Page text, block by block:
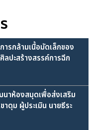
รกล้ามเนื้อมัดเล็กของ
ปะสร้างสรรค์การฉีก
นาห้องสมุดเพื่อส่งเสริม
าดุม ผู้ประเมิน นายธีระ